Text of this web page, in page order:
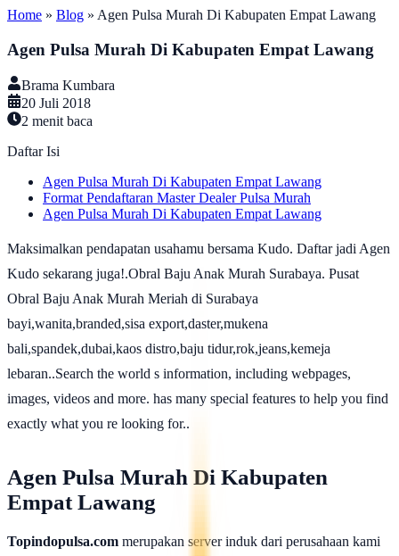
Home » Blog » Agen Pulsa Murah Di Kabupaten Empat Lawang
Agen Pulsa Murah Di Kabupaten Empat Lawang
Brama Kumbara
20 Juli 2018
2 menit baca
Daftar Isi
Agen Pulsa Murah Di Kabupaten Empat Lawang
Format Pendaftaran Master Dealer Pulsa Murah
Agen Pulsa Murah Di Kabupaten Empat Lawang
Maksimalkan pendapatan usahamu bersama Kudo. Daftar jadi Agen
Kudo sekarang juga!.Obral Baju Anak Murah Surabaya. Pusat
Obral Baju Anak Murah Meriah di Surabaya
bayi,wanita,branded,sisa export,daster,mukena
bali,spandek,dubai,kaos distro,baju tidur,rok,jeans,kemeja
lebaran..Search the world s information, including webpages,
images, videos and more. has many special features to help you find
exactly what you re looking for..
Agen Pulsa Murah Di Kabupaten
Empat Lawang
Topindopulsa.com merupakan server induk dari perusahaan kami